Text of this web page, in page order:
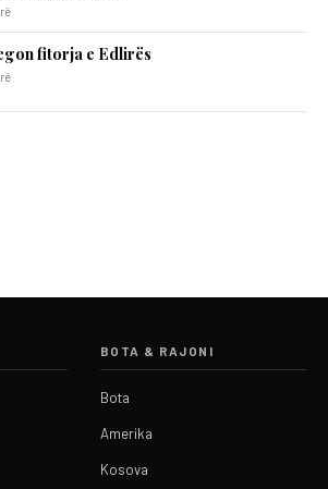
fitorja e Edlirës
BOTA & RAJONI
Bota
Amerika
Kosova